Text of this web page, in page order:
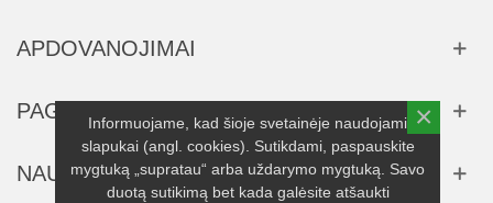
APDOVANOJIMAI
PAGALBA
NAUJIENLAIŠKIS
Informuojame, kad šioje svetainėje naudojami
slapukai (angl. cookies). Sutikdami, paspauskite
mygtuką „supratau“ arba uždarymo mygtuką. Savo
duotą sutikimą bet kada galėsite atšaukti
×